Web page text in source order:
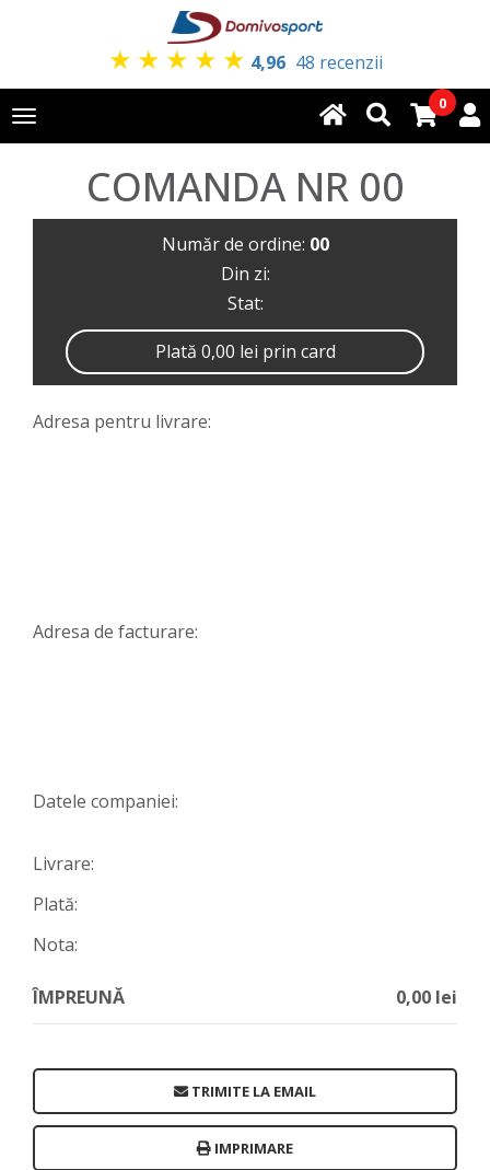
★ ★ ★ ★ ★ 4,96 48 recenzii
Toggle
navigation
0
COMANDA NR 00
Număr de ordine: 00
Din zi:
Stat:
Plată 0,00 lei prin card
Adresa pentru livrare:
Adresa de facturare:
Datele companiei:
Livrare:
Plată:
Nota:
ÎMPREUNĂ 0,00 lei
TRIMITE LA EMAIL
IMPRIMARE